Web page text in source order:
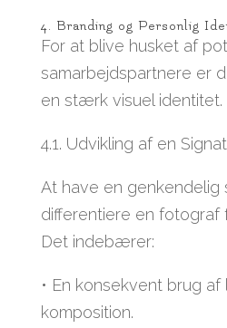
4. Branding og Personlig
For at blive husket af
samarbejdspartnere er
en stærk visuel identitet.
4.1. Udvikling af en
At have en genkendelig
differentiere en fotograf
Det indebærer:
• En konsekvent brug
komposition.